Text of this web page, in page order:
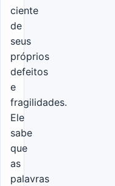
ciente
de
seus
próprios
defeitos
e
fragilidades.
Ele
sabe
que
as
palavras